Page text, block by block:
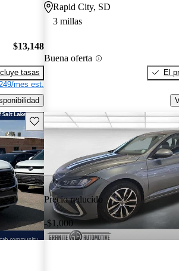
$13,148
tasas
mes est.
Rapid City, SD
3 millas
Buena oferta
El
Guarda este Aviso
Precio reducido
-$1,000